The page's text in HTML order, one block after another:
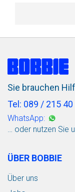
Sie brauchen
Tel: 089 / 215 40
WhatsApp:
… oder nutzen Sie
ÜBER BOBBIE
Über uns